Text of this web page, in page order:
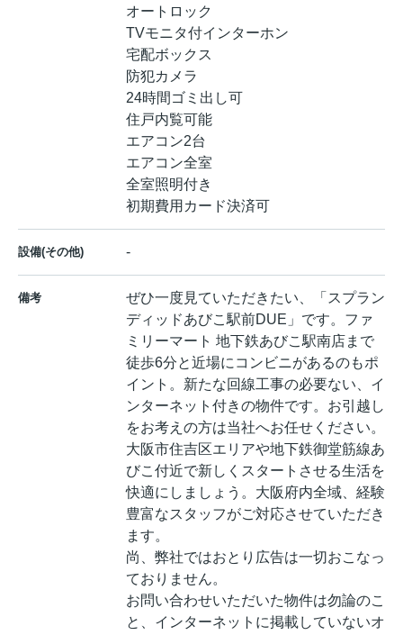
オートロック
TVモニタ付インターホン
宅配ボックス
防犯カメラ
24時間ゴミ出し可
住戸内覧可能
エアコン2台
エアコン全室
全室照明付き
初期費用カード決済可
設備(その他) -
備考
ぜひ一度見ていただきたい、「スプラン
ディッドあびこ駅前DUE」です。ファ
ミリーマート 地下鉄あびこ駅南店まで
徒歩6分と近場にコンビニがあるのもポ
イント。新たな回線工事の必要ない、イ
ンターネット付きの物件です。お引越し
をお考えの方は当社へお任せください。
大阪市住吉区エリアや地下鉄御堂筋線あ
びこ付近で新しくスタートさせる生活を
快適にしましょう。大阪府内全域、経験
豊富なスタッフがご対応させていただき
ます。
尚、弊社ではおとり広告は一切おこなっ
ておりません。
お問い合わせいただいた物件は勿論のこ
と、インターネットに掲載していないオ